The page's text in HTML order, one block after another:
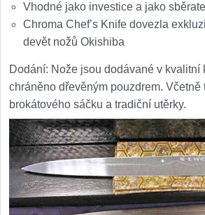
Dárky
Vhodné jako investice a jako
Chroma Chef’s Knife dovezla
devět nožů Okishiba
Dodání: Nože jsou dodávané v kvalitní
chráněno dřevěným pouzdrem. Včetně
brokátového sáčku a tradiční utěrky.